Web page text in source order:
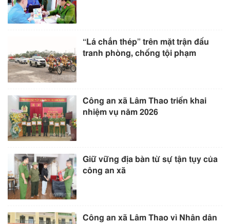
“Lá chắn thép” trên mặt trận đấu
tranh phòng, chống tội phạm
Công an xã Lâm Thao triển khai
nhiệm vụ năm 2026
Giữ vững địa bàn từ sự tận tụy của
công an xã
Công an xã Lâm Thao vì Nhân dân